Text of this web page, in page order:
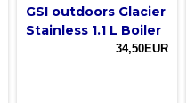
GSI outdoors Glacier
Stainless 1.1 L Boiler
34,50EUR